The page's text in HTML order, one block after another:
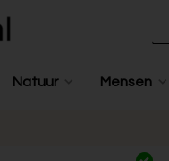
Natuur Mensen